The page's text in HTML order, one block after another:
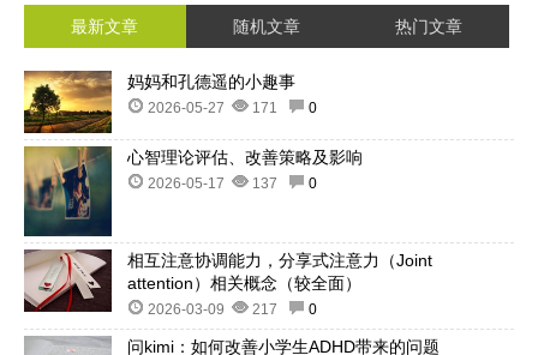
最新文章 随机文章 热门文章
妈妈和孔德遥的小趣事
2026-05-27 171 0
心智理论评估、改善策略及影响
2026-05-17 137 0
相互注意协调能力，分享式注意力（Joint
attention）相关概念（较全面）
2026-03-09 217 0
问kimi：如何改善小学生ADHD带来的问题